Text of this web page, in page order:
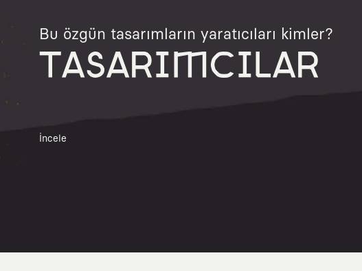
Bu özgün tasarımların yaratıcıları kimler?
TASARIMCILAR
İncele